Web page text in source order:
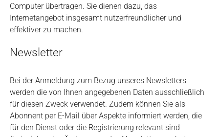
Computer übertragen. Sie dienen dazu, das
Internetangebot insgesamt nutzerfreundlicher und
effektiver zu machen.
Newsletter
Bei der Anmeldung zum Bezug unseres Newsletters
werden die von Ihnen angegebenen Daten ausschließlich
für diesen Zweck verwendet. Zudem können Sie als
Abonnent per E-Mail über Aspekte informiert werden, die
für den Dienst oder die Registrierung relevant sind